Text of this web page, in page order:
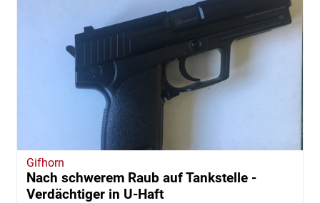
Gifhorn
Nach schwerem Raub auf Tankstelle -
Verdächtiger in U-Haft